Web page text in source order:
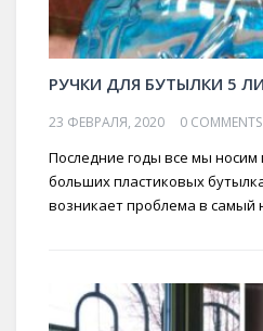
РУЧКИ ДЛЯ БУТЫЛКИ 5
23 ФЕВРАЛЯ, 2020 0 COMMENTS
Последние годы все мы
больших пластиковых
возникает проблема в самый